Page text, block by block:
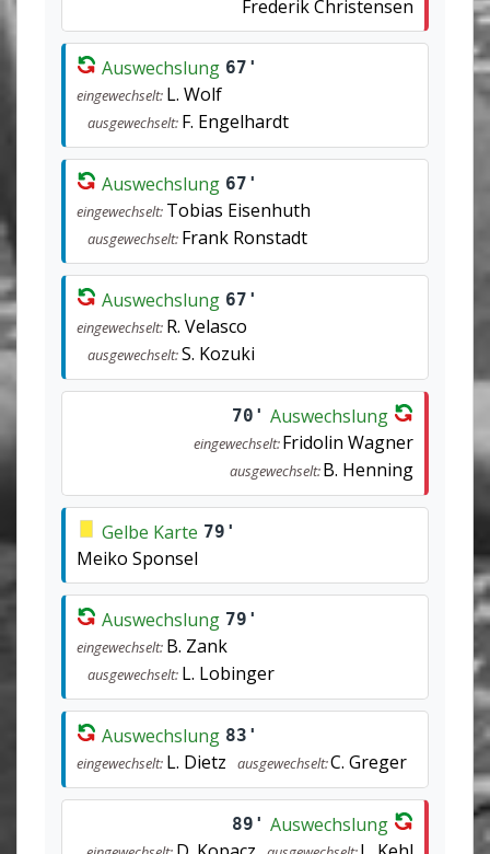
Frederik Christensen
Auswechslung 67'
eingewechselt: L. Wolf
ausgewechselt: F. Engelhardt
Auswechslung 67'
eingewechselt: Tobias Eisenhuth
ausgewechselt: Frank Ronstadt
Auswechslung 67'
eingewechselt: R. Velasco
ausgewechselt:S. Kozuki
70' Auswechslung
eingewechselt:Fridolin Wagner
ausgewechselt:B. Henning
Gelbe Karte 79'
Meiko Sponsel
Auswechslung 79'
eingewechselt: B. Zank
ausgewechselt: L. Lobinger
Auswechslung 83'
eingewechselt: L. Dietz ausgewechselt:C. Greger
89' Auswechslung